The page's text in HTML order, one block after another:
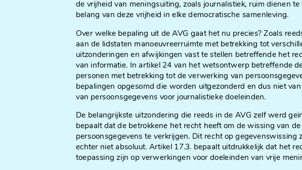
de vrijheid van meningsuiting, zoals journalistiek, ruim dienen
belang van deze vrijheid in elke democratische samenleving.
Over welke bepaling uit de AVG gaat het nu precies? Zoals
aan de lidstaten manoeuvreerruimte met betrekking tot
uitzonderingen en afwijkingen vast te stellen betreffende het
van informatie. In artikel 24 van het wetsontwerp betreffende
personen met betrekking tot de verwerking van
bepalingen opgesomd die worden uitgezonderd en dus niet
van persoonsgegevens voor journalistieke doeleinden.
De belangrijkste uitzondering die reeds in de AVG zelf werd
bepaalt dat de betrokkene het recht heeft om de wissing van
persoonsgegevens te verkrijgen. Dit recht op gegevenswissing
echter niet absoluut. Artikel 17.3. bepaalt uitdrukkelijk dat het
toepassing zijn op verwerkingen voor doeleinden van vrije